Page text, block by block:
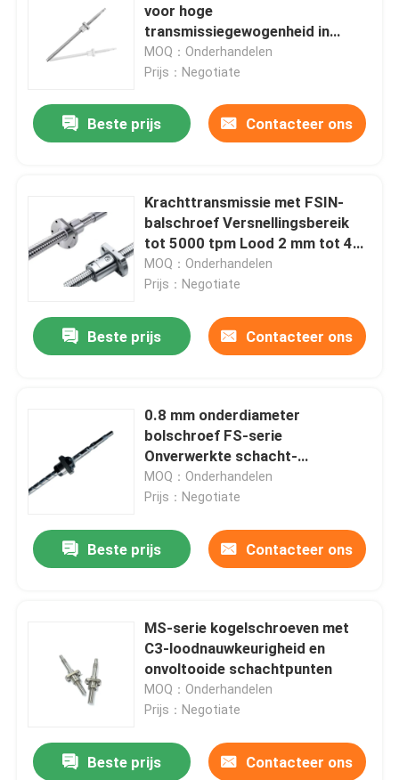
voor hoge
transmissiegewogenheid in
precisie-machines
MOQ：Onderhandelen
Prijs：Negotiate
Beste prijs Contacteer ons
Krachttransmissie met FSIN-
balschroef Versnellingsbereik
tot 5000 tpm Lood 2 mm tot 40
mm
MOQ：Onderhandelen
Prijs：Negotiate
Beste prijs Contacteer ons
0.8 mm onderdiameter
bolschroef FS-serie
Onverwerkte schacht-
eindproducten
MOQ：Onderhandelen
Prijs：Negotiate
Beste prijs Contacteer ons
MS-serie kogelschroeven met
C3-loodnauwkeurigheid en
onvoltooide schachtpunten
MOQ：Onderhandelen
Prijs：Negotiate
Beste prijs Contacteer ons